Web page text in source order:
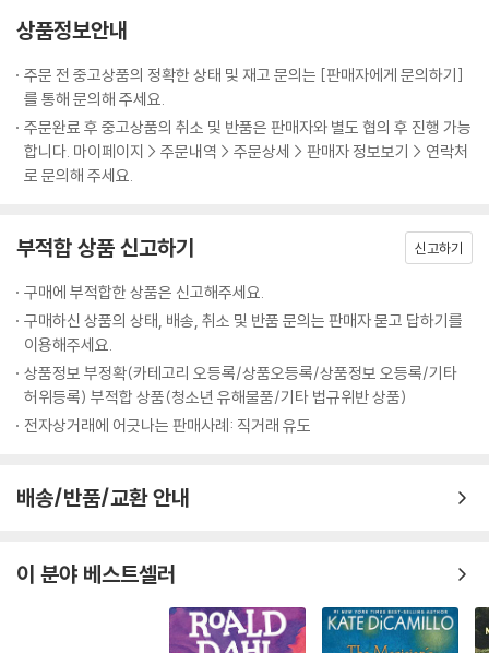
기 이야기를 하느라 시끄럽다. 윌렘과 주드는 맨해튼의 구석 골목에 가난
집이라고 부르기 뭣한 곳이었지만 살 사람들은 그럭저럭 살만하다고 생각
하는 것 같다.
윌렘과 주드에게는 부모님이 없다. 말콤은 부모님, JB는 엄마, 할머니와 함
께 살고 있다. 윌렘은 백인이고 주드는 인종을 알 수 없는 외모, 말콤은 흑
는 인종만큼이나 제각각으로 펼쳐진다.
말콤은 종종 친구들의 결핍이 부럽다. 주드와 윌렘이 작은 것들에, 그에겐
어렸을 때부터 당연했던 것들에 기뻐할 때 마다 나이가 들어도 날마다 새
로운 기쁨이 있다는 것은 얼마나 행복한 일일까 생각한다. 흑인 아버지의
인생은 거의 모든 행보에 ‘최초’라는 수식어가 붙었다. 훌륭한 부모님과 똑
똑한 사촌을 보면 주눅이 들곤 했다. 졸업 후 부유한 친구들과 함께 건축사
사무소를 차리지 않고 굳이 내키지 않은 취직을 한 것은 자신을 증명하기
자리를 잡은 무뚝뚝한 농부였다. 첫째 아이를 태어나자마자 잃고 둘째 아
이 마저 장애를 갖고 태어나자 셋째인 윌렘에게는 어떠한 애정도 기대도
주지 않았다. 자식에게 해야 할 기본적인 도리만 지켰던 부모와 달리 그는
상품정보안내
주문 전 중고상품의 정확한 상태 및 재고 문의는 [판매자에게 문의하기]
를 통해 문의해 주세요.
주문완료 후 중고상품의 취소 및 반품은 판매자와 별도 협의 후 진행 가능
합니다. 마이페이지 > 주문내역 > 주문상세 > 판매자 정보보기 > 연락처
로 문의해 주세요.
부적합 상품 신고하기 신고하기
구매에 부적합한 상품은 신고해주세요.
구매하신 상품의 상태, 배송, 취소 및 반품 문의는 판매자 묻고 답하기를
이용해주세요.
상품정보 부정확(카테고리 오등록/상품오등록/상품정보 오등록/기타
허위등록) 부적합 상품(청소년 유해물품/기타 법규위반 상품)
전자상거래에 어긋나는 판매사례: 직거래 유도
배송/반품/교환 안내
이 분야 베스트셀러